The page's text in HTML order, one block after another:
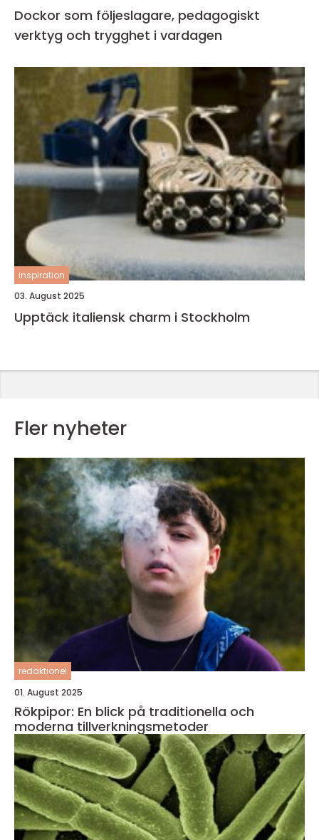
Dockor som följeslagare, pedagogiskt
verktyg och trygghet i vardagen
inspiration
03. August 2025
Upptäck italiensk charm i Stockholm
Fler nyheter
redaktionel
01. August 2025
Rökpipor: En blick på traditionella och
moderna tillverkningsmetoder